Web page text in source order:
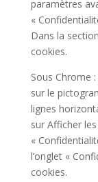
paramètres
«
Dans la
cookies.
Sous Chrome
sur le
lignes
sur Afficher
«
l’onglet «
cookies.